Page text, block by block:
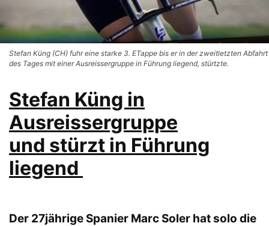
Stefan Küng (CH) fuhr eine starke 3. ETappe bis er in der zweitletzten Abfahrt
des Tages mit einer Ausreissergruppe in Führung liegend, stürtzte.
Stefan Küng in
Ausreissergruppe
und stürzt in Führung
liegend
Der 27jährige Spanier Marc Soler hat solo die